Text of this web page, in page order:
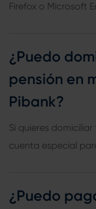
Firefox o Microsoft
¿Puedo
pensión en
Pibank?
Si quieres
cuenta especial
¿Puedo